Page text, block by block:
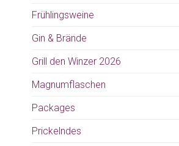
Frühlingsweine
Gin & Brände
Grill den Winzer 2026
Magnumflaschen
Packages
Prickelndes